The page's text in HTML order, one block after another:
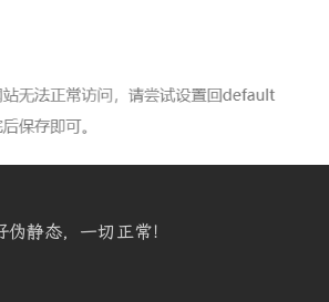
静态，一切正常！